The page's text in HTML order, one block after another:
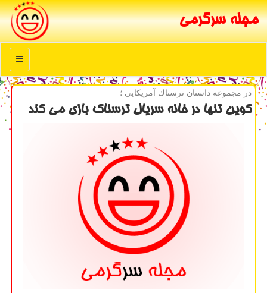
مجله سرگرمی
منو
در مجموعه داستان ترسناك آمریكایی ؛
كوین تنها در خانه سریال ترسناك بازی می كند